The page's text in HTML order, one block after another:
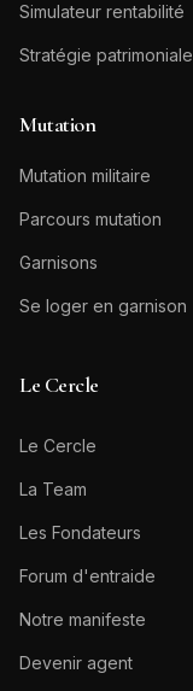
Simulateur rentabilité
Stratégie patrimoniale
Mutation
Mutation militaire
Parcours mutation
Garnisons
Se loger en garnison
Le Cercle
Le Cercle
La Team
Les Fondateurs
Forum d'entraide
Notre manifeste
Devenir agent